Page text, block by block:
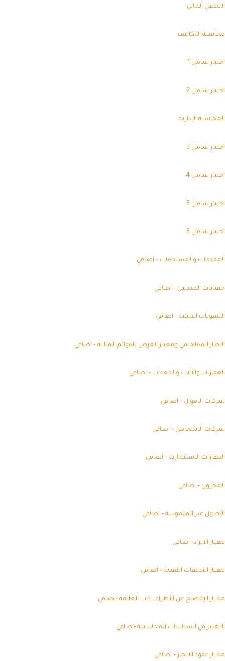
المالي
التكاليف
شامل 1
شامل 2
الإدارية
شامل 3
شامل 4
شامل 5
شامل 6
والمستحقات – اضافي
المدينين – اضافي
البنكية – اضافي
المفاهيمي ومعيار العرض للقوائم المالية – اضافي
والآلات والمعدات – اضافي
الاموال – اضافي
الاشخاص – اضافي
الاستثمارية – اضافي
– اضافي
غير الملموسة – اضافي
الايراد -اضافي
التدفقات النقدية – اضافي
الإفصاح عن الأطراف ذات العلاقة -اضافي
في السياسات المحاسبية -اضافي
عقود الايجار – اضافي